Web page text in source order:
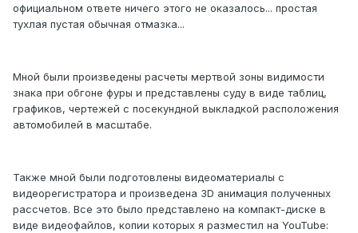
официальном ответе ничего этого не оказалось... простая
тухлая пустая обычная отмазка...
Мной были произведены расчеты мертвой зоны видимости
знака при обгоне фуры и представлены суду в виде таблиц,
графиков, чертежей с посекундной выкладкой расположения
автомобилей в масштабе.
Также мной были подготовлены видеоматериалы с
видеорегистратора и произведена 3D анимация полученных
рассчетов. Все это было представлено на компакт-диске в
виде видеофайлов, копии которых я разместил на YouTube: